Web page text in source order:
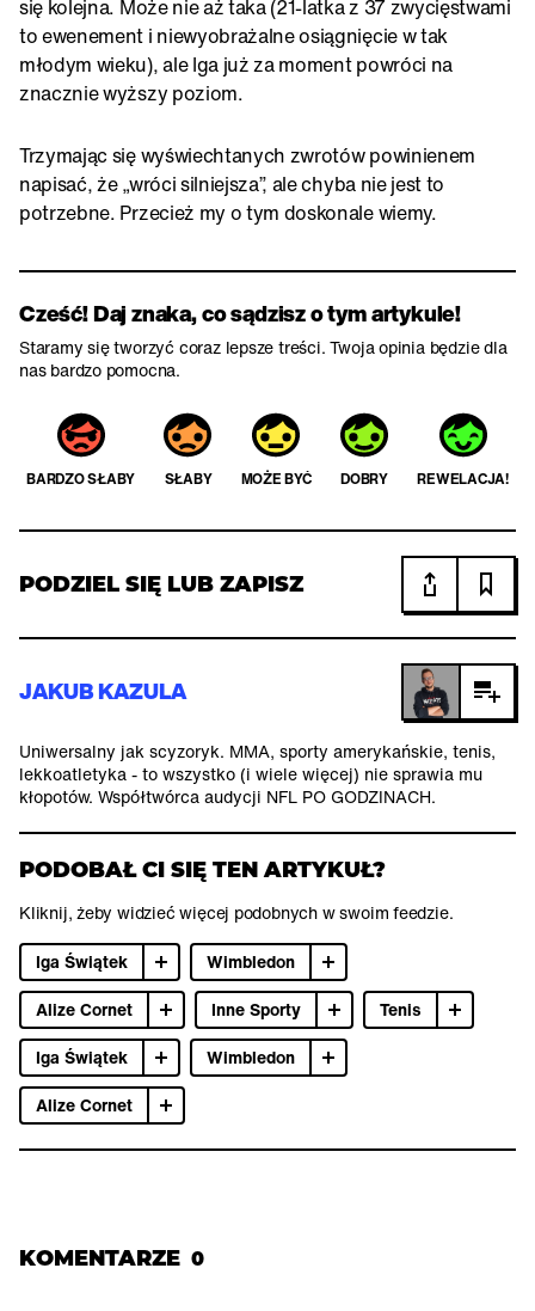
się kolejna. Może nie aż taka (21-latka z 37 zwycięstwami
to ewenement i niewyobrażalne osiągnięcie w tak
młodym wieku), ale Iga już za moment powróci na
znacznie wyższy poziom.
Trzymając się wyświechtanych zwrotów powinienem
napisać, że „wróci silniejsza”, ale chyba nie jest to
potrzebne. Przecież my o tym doskonale wiemy.
Cześć! Daj znaka, co sądzisz o tym artykule!
Staramy się tworzyć coraz lepsze treści. Twoja opinia będzie dla
nas bardzo pomocna.
BARDZO SŁABY SŁABY MOŻE BYĆ DOBRY REWELACJA!
PODZIEL SIĘ LUB ZAPISZ
JAKUB KAZULA
Uniwersalny jak scyzoryk. MMA, sporty amerykańskie, tenis,
lekkoatletyka - to wszystko (i wiele więcej) nie sprawia mu
kłopotów. Współtwórca audycji NFL PO GODZINACH.
PODOBAŁ CI SIĘ TEN ARTYKUŁ?
Kliknij, żeby widzieć więcej podobnych w swoim feedzie.
Iga Świątek
Wimbledon
Alize Cornet
Inne Sporty
Tenis
Iga Świątek
Wimbledon
Alize Cornet
KOMENTARZE 0